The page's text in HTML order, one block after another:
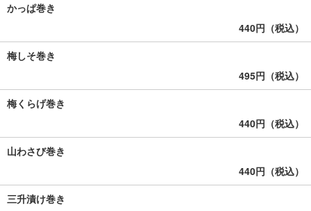
かっぱ巻き
440円（税込）
梅しそ巻き
495円（税込）
梅くらげ巻き
440円（税込）
山わさび巻き
440円（税込）
三升漬け巻き